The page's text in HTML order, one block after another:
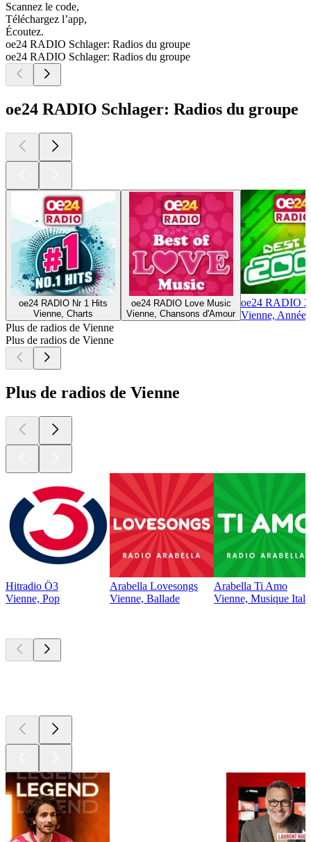
Scannez le code,
Téléchargez l’app,
Écoutez.
oe24 RADIO Schlager: Radios du groupe
oe24 RADIO Schlager: Radios du groupe
oe24 RADIO Schlager: Radios du groupe
oe24 RADIO Nr 1 Hits
Vienne, Charts
oe24 RADIO Love Music
Vienne, Chansons d'Amour
oe24 RADIO
Vienne,
Plus de radios de Vienne
Plus de radios de Vienne
Plus de radios de Vienne
Hitradio Ö3
Vienne, Pop
Arabella Lovesongs
Vienne, Ballade
Arabella Ti Amo
Vienne, Musique